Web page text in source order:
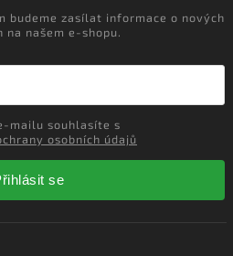
NEWSLETTER
na našem e-shopu.
Vložením e-mailu souhlasíte s